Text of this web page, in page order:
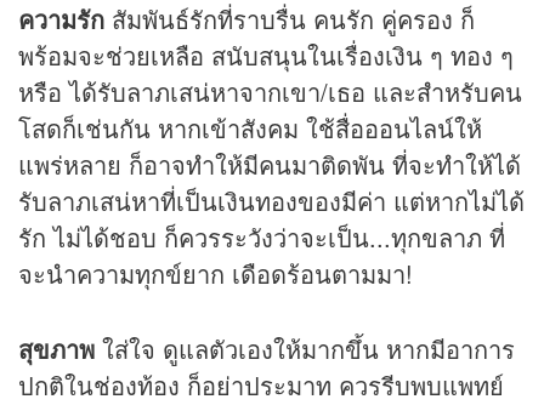
ความรัก สัมพันธ์รักที่ราบรื่น คนรัก คู่ครอง ก็
พร้อมจะช่วยเหลือ สนับสนุนในเรื่องเงิน ๆ ทอง ๆ
หรือ ได้รับลาภเสน่หาจากเขา/เธอ และสำหรับคน
โสดก็เช่นกัน หากเข้าสังคม ใช้สื่อออนไลน์ให้
แพร่หลาย ก็อาจทำให้มีคนมาติดพัน ที่จะทำให้ได้
รับลาภเสน่หาที่เป็นเงินทองของมีค่า แต่หากไม่ได้
รัก ไม่ได้ชอบ ก็ควรระวังว่าจะเป็น...ทุกขลาภ ที่
จะนำความทุกข์ยาก เดือดร้อนตามมา!
สุขภาพ ใส่ใจ ดูแลตัวเองให้มากขึ้น หากมีอาการ
ปกติในช่องท้อง ก็อย่าประมาท ควรรีบพบแพทย์